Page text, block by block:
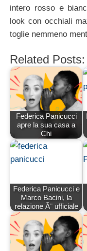
intero rosso e
look con occhiali
toglie nemmeno
Related Posts:
Federica Panicucci
apre la sua casa a
Chi
Federica Panicucci e
Marco Bacini, la
relazione Ã¨ ufficiale